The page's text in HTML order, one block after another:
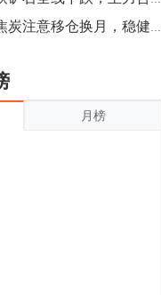
场上涨，11月期约收高
位窄幅震荡，建议短线
盘贵金属强劲走升，沪
涨幅3.99%，报334.00
风起云涌资产：焦炭注意移仓换月，稳健者观望
月榜